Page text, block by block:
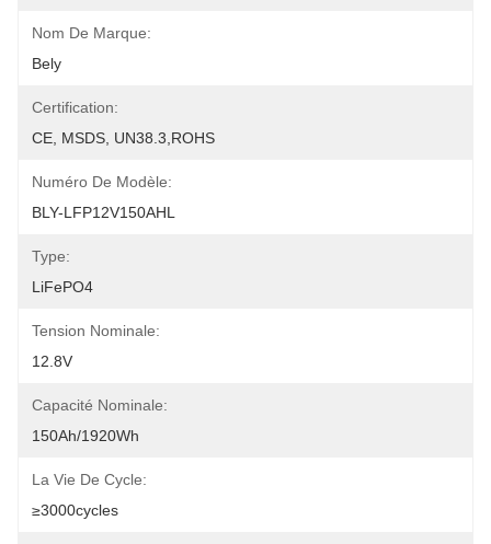
Nom De Marque:
Bely
Certification:
CE, MSDS, UN38.3,ROHS
Numéro De Modèle:
BLY-LFP12V150AHL
Type:
LiFePO4
Tension Nominale:
12.8V
Capacité Nominale:
150Ah/1920Wh
La Vie De Cycle:
≥3000cycles